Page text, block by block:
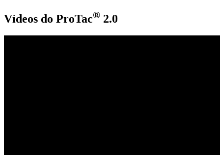
Vídeos do ProTac® 2.0